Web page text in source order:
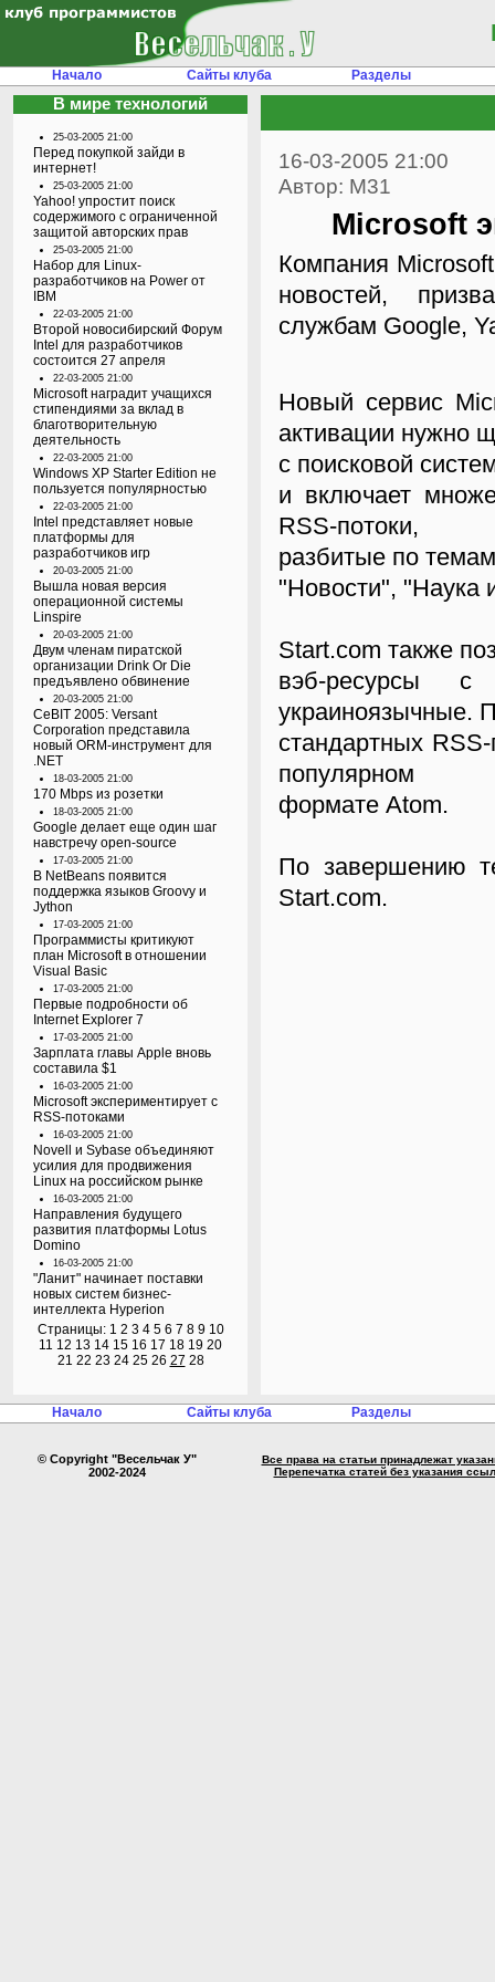
Начало Сайты клуба Разделы
В мире технологий
25-03-2005 21:00
Перед покупкой зайди в
интернет!
25-03-2005 21:00
Yahoo! упростит поиск
содержимого с ограниченной
защитой авторских прав
25-03-2005 21:00
Набор для Linux-
разработчиков на Power от
IBM
22-03-2005 21:00
Второй новосибирский Форум
Intel для разработчиков
состоится 27 апреля
22-03-2005 21:00
Microsoft наградит учащихся
стипендиями за вклад в
благотворительную
деятельность
22-03-2005 21:00
Windows XP Starter Edition не
пользуется популярностью
22-03-2005 21:00
Intel представляет новые
платформы для
разработчиков игр
20-03-2005 21:00
Вышла новая версия
операционной системы
Linspire
20-03-2005 21:00
Двум членам пиратской
организации Drink Or Die
предъявлено обвинение
20-03-2005 21:00
CeBIT 2005: Versant
Corporation представила
новый ORM-инструмент для
.NET
18-03-2005 21:00
170 Mbps из розетки
18-03-2005 21:00
Google делает еще один шаг
навстречу open-source
17-03-2005 21:00
В NetBeans появится
поддержка языков Groovy и
Jython
17-03-2005 21:00
Программисты критикуют
план Microsoft в отношении
Visual Basic
17-03-2005 21:00
Первые подробности об
Internet Explorer 7
17-03-2005 21:00
Зарплата главы Apple вновь
составила $1
16-03-2005 21:00
Microsoft экспериментирует с
RSS-потоками
16-03-2005 21:00
Novell и Sybase объединяют
усилия для продвижения
Linux на российском рынке
16-03-2005 21:00
Направления будущего
развития платформы Lotus
Domino
16-03-2005 21:00
"Ланит" начинает поставки
новых систем бизнес-
интеллекта Hyperion
Страницы: 1 2 3 4 5 6 7 8 9 10
11 12 13 14 15 16 17 18 19 20
21 22 23 24 25 26 27 28
16-03-2005 21:00
Автор: M31
Microsoft
Компания
новостей,
службам Google,
Новый сервис
активации нужно
с поисковой
и включает
RSS-потоки,
разбитые по
"Новости", "Наука
Start.com также
вэб-ресурсы
украиноязычные.
стандартных
популярном
формате Atom.
По завершению
Start.com.
Начало Сайты клуба Разделы
© Copyright "Весельчак У"
2002-2024
Все права на статьи принадлежат
Перепечатка статей без указания